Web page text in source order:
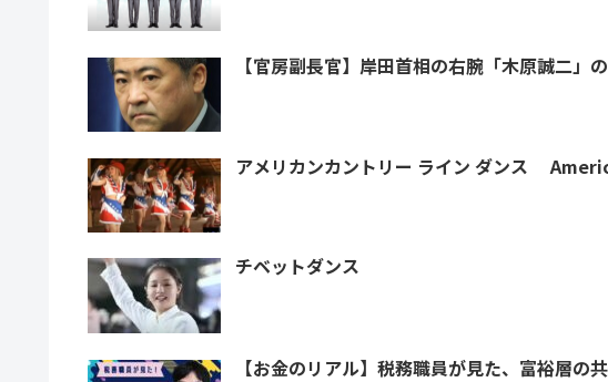
【官房副長官】岸田首相の右腕「木原誠二」
アメリカンカ
チベットダンス
【お金のリアル】税務職員が見た、富裕層の